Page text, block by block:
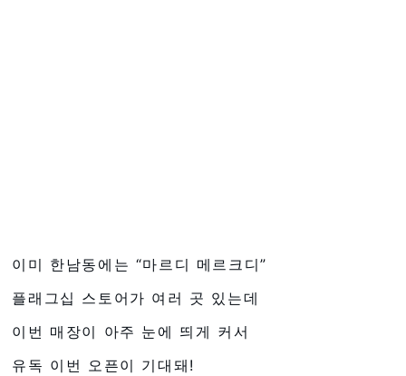
이미 한남동에는 “마르디 메르크디”
플래그십 스토어가 여러 곳 있는데
이번 매장이 아주 눈에 띄게 커서
유독 이번 오픈이 기대돼!